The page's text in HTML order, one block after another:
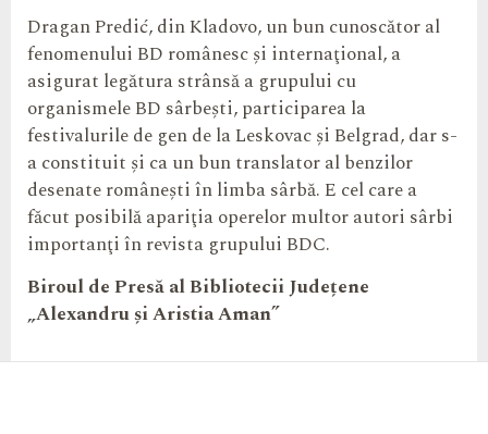
Dragan Predić, din Kladovo, un bun cunoscător al
fenomenului BD românesc şi internaţional, a
asigurat legătura strânsă a grupului cu
organismele BD sârbeşti, participarea la
festivalurile de gen de la Leskovac şi Belgrad, dar s-
a constituit şi ca un bun translator al benzilor
desenate româneşti în limba sârbă. E cel care a
făcut posibilă apariţia operelor multor autori sârbi
importanţi în revista grupului BDC.
Biroul de Presă alBibliotecii Județene
„Alexandru și Aristia Aman”